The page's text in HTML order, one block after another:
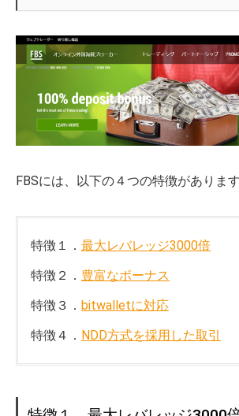
FBSには、以下の４つの特徴があります
特徴１． 最大レバレッジ3000倍
特徴２． 豊富なボーナス
特徴３． bitwalletに対応
特徴４． NDD方式を採用した取引